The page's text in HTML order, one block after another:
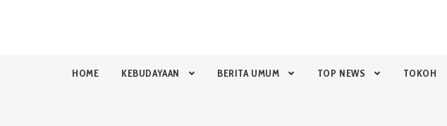
HOME KEBUDAYAAN BERITA UMUM TOP NEWS TOKOH